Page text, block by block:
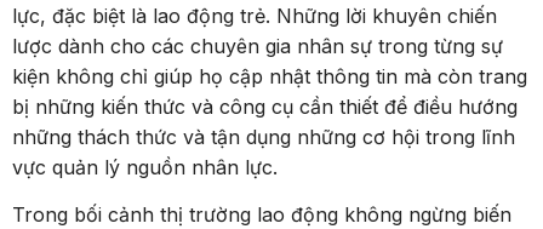
lực, đặc biệt là lao động trẻ. Những lời khuyên chiến
lược dành cho các chuyên gia nhân sự trong từng sự
kiện không chỉ giúp họ cập nhật thông tin mà còn trang
bị những kiến thức và công cụ cần thiết để điều hướng
những thách thức và tận dụng những cơ hội trong lĩnh
vực quản lý nguồn nhân lực.
Trong bối cảnh thị trường lao động không ngừng biến